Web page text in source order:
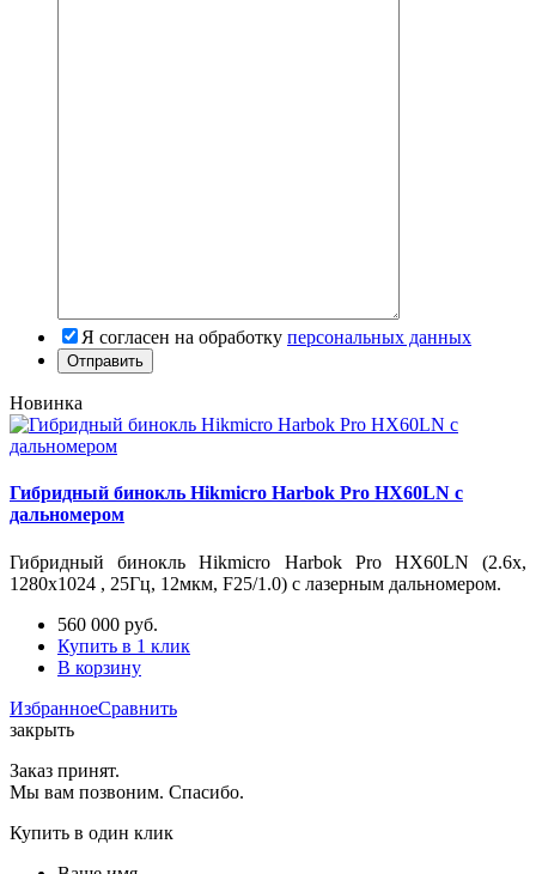
Я согласен на обработку персональных данных
Новинка
Гибридный бинокль Hikmicro Harbok Pro HX60LN с
дальномером
Гибридный бинокль Hikmicro Harbok Pro HX60LN (2.6x,
1280x1024 , 25Гц, 12мкм, F25/1.0) с лазерным дальномером.
560 000 руб.
Купить в 1 клик
В корзину
ИзбранноеСравнить
закрыть
Заказ принят.
Мы вам позвоним. Спасибо.
Купить в один клик